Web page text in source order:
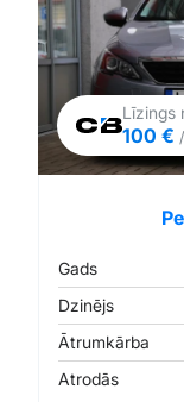
Līzings
100 €
Gads
Dzinējs
Ātrumkārba
Atrodās